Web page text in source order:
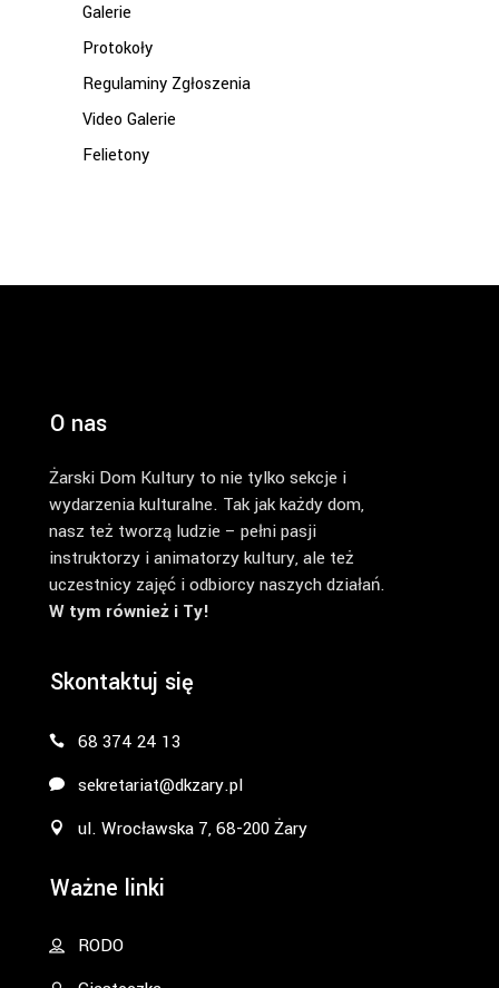
Galerie
Protokoły
Regulaminy Zgłoszenia
Video Galerie
Felietony
O nas
Żarski Dom Kultury to nie tylko sekcje i
wydarzenia kulturalne. Tak jak każdy dom,
nasz też tworzą ludzie – pełni pasji
instruktorzy i animatorzy kultury, ale też
uczestnicy zajęć i odbiorcy naszych działań.
W tym również i Ty!
Skontaktuj się
68 374 24 13
sekretariat@dkzary.pl
ul. Wrocławska 7, 68-200 Żary
Ważne linki
RODO